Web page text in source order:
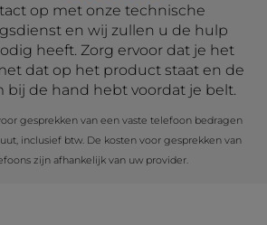
op met onze technische
en wij zullen u de hulp
heeft. Zorg ervoor dat je het
dat op het product staat en de
bij de hand hebt voordat je belt.
gesprekken van een vaste telefoon bedragen
inclusief btw. De kosten voor gesprekken van
zijn afhankelijk van uw provider.